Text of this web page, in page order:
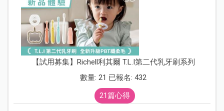
【試用募集】Richell利其爾 T.L.I第二代乳牙刷系列
數量: 21 已報名: 432
21篇心得